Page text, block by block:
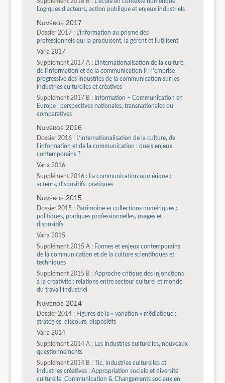
Logiques d’acteurs, action publique et enjeux industriels
Numéros 2017
Dossier 2017 : L'information au prisme des
professionnels qui la produisent, la gèrent et l'utilisent
Varia 2017
Supplément 2017 A : L'internationalisation de la culture,
de l'information et de la communication II : l’emprise
progressive des industries de la communication sur les
industries culturelles et créatives
Supplément 2017 B : Information – Communication en
Europe : perspectives nationales, transnationales ou
comparatives
Numéros 2016
Dossier 2016 : L’internationalisation de la culture, de
l’information et de la communication : quels enjeux
contemporains ?
Varia 2016
Supplément 2016 : La communication numérique :
acteurs, dispositifs, pratiques
Numéros 2015
Dossier 2015 : Patrimoine et collections numériques :
politiques, pratiques professionnelles, usages et
dispositifs
Varia 2015
Supplément 2015 A : Formes et enjeux contemporains
de la communication et de la culture scientifiques et
techniques
Supplément 2015 B : Approche critique des injonctions
à la créativité : relations entre secteur culturel et monde
du travail industriel
Numéros 2014
Dossier 2014 : Figures de la « variation » médiatique :
stratégies, discours, dispositifs
Varia 2014
Supplément 2014 A : Les Industries culturelles, nouveaux
questionnements
Supplément 2014 B : Tic, industries culturelles et
industries créatives : Appropriation sociale et diversité
culturelle. Communication & Changements sociaux en